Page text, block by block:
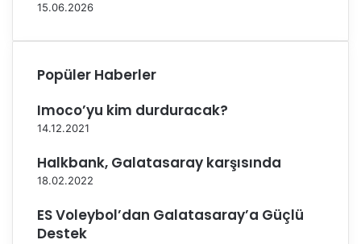
15.06.2026
Popüler Haberler
Imoco’yu kim durduracak?
14.12.2021
Halkbank, Galatasaray karşısında
18.02.2022
ES Voleybol’dan Galatasaray’a Güçlü
Destek